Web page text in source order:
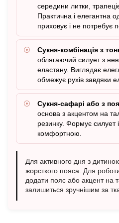
середини литки,
Практична і елегантна
приховує і не потребує
Сукня-комбінація з
облягаючий силует з
еластану. Виглядає
обмежує рухів завдяки
Сукня-сафарі або з
основа з акцентом на
резинку. Формує силует
комфортною.
Для активного дня з
жорсткого пояса. Для
додати пояс або акцент на
залишиться зручнішим за